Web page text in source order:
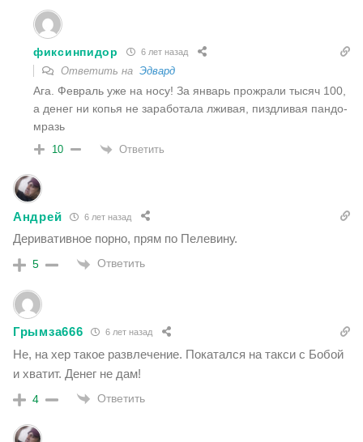
фиксинпидор 6 лет назад
Ответить на Эдвард
Ага. Февраль уже на носу! За январь прожрали тысяч 100,
а денег ни копья не заработала лживая, пиздливая пандо-
мразь
10 Ответить
Андрей 6 лет назад
Деривативное порно, прям по Пелевину.
5 Ответить
Грымза666 6 лет назад
Не, на хер такое развлечение. Покатался на такси с Бобой
и хватит. Денег не дам!
4 Ответить